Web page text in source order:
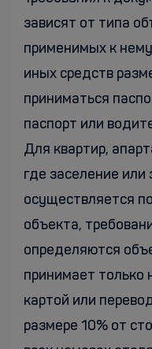
зависят от типа
применимых к
иных средств
приниматься
паспорт или
Для квартир,
где заселение или
осуществляется
объекта,
определяются
принимает только
картой или
размере 10% от